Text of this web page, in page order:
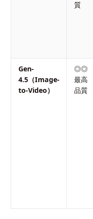
質
Gen-
4.5（Image-
to-Video）
◎◎
最高
品質